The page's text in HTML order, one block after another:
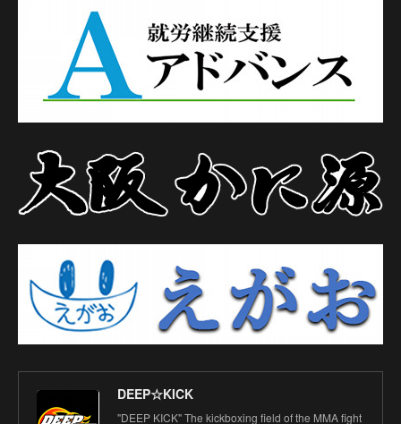
DEEP☆KICK
"DEEP KICK" The kickboxing field of the MMA fight